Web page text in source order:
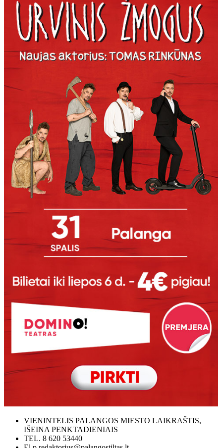
VIENINTELIS PALANGOS MIESTO LAIKRAŠTIS,
IŠEINA PENKTADIENIAIS
TEL. 8 620 53440